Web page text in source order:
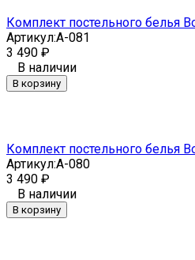
Комплект постельного белья
Артикул:A-081
3 490 ₽
В наличии
В корзину
Комплект постельного белья
Артикул:A-080
3 490 ₽
В наличии
В корзину